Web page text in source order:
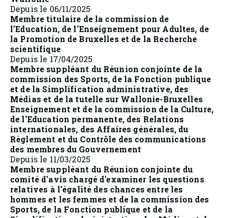
Depuis le 06/11/2025
Membre titulaire de la commission de
l'Education, de l'Enseignement pour Adultes, de
la Promotion de Bruxelles et de la Recherche
scientifique
Depuis le 17/04/2025
Membre suppléant du Réunion conjointe de la
commission des Sports, de la Fonction publique
et de la Simplification administrative, des
Médias et de la tutelle sur Wallonie-Bruxelles
Enseignement et de la commission de la Culture,
de l'Education permanente, des Relations
internationales, des Affaires générales, du
Règlement et du Contrôle des communications
des membres du Gouvernement
Depuis le 11/03/2025
Membre suppléant du Réunion conjointe du
comité d'avis chargé d'examiner les questions
relatives à l'égalité des chances entre les
hommes et les femmes et de la commission des
Sports, de la Fonction publique et de la